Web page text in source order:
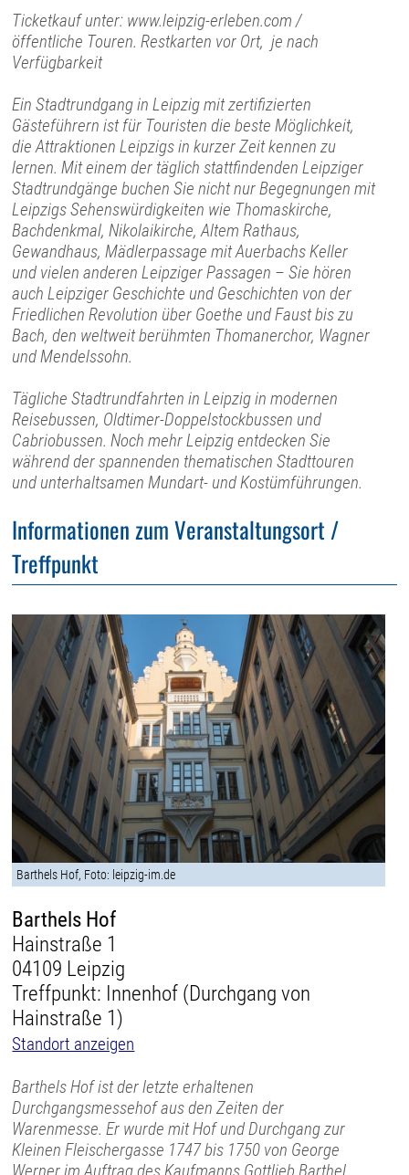
Ticketkauf unter: www.leipzig-erleben.com /
öffentliche Touren. Restkarten vor Ort, je nach
Verfügbarkeit
Ein Stadtrundgang in Leipzig mit zertifizierten
Gästeführern ist für Touristen die beste Möglichkeit,
die Attraktionen Leipzigs in kurzer Zeit kennen zu
lernen. Mit einem der täglich stattfindenden Leipziger
Stadtrundgänge buchen Sie nicht nur Begegnungen mit
Leipzigs Sehenswürdigkeiten wie Thomaskirche,
Bachdenkmal, Nikolaikirche, Altem Rathaus,
Gewandhaus, Mädlerpassage mit Auerbachs Keller
und vielen anderen Leipziger Passagen – Sie hören
auch Leipziger Geschichte und Geschichten von der
Friedlichen Revolution über Goethe und Faust bis zu
Bach, den weltweit berühmten Thomanerchor, Wagner
und Mendelssohn.
Tägliche Stadtrundfahrten in Leipzig in modernen
Reisebussen, Oldtimer-Doppelstockbussen und
Cabriobussen. Noch mehr Leipzig entdecken Sie
während der spannenden thematischen Stadttouren
und unterhaltsamen Mundart- und Kostümführungen.
Informationen zum Veranstaltungsort /
Treffpunkt
Barthels Hof, Foto: leipzig-im.de
Barthels Hof
Hainstraße 1
04109 Leipzig
Treffpunkt: Innenhof (Durchgang von
Hainstraße 1)
Standort anzeigen
Barthels Hof ist der letzte erhaltenen
Durchgangsmessehof aus den Zeiten der
Warenmesse. Er wurde mit Hof und Durchgang zur
Kleinen Fleischergasse 1747 bis 1750 von George
Werner im Auftrag des Kaufmanns Gottlieb Barthel